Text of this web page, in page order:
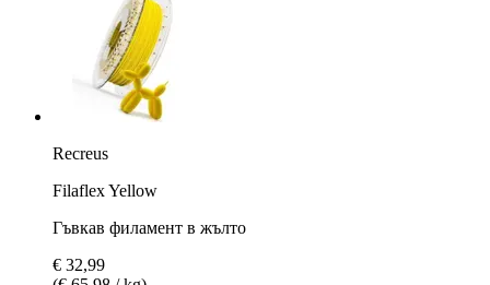
Recreus
Filaflex Yellow
Гъвкав филамент в жълто
€ 32,99